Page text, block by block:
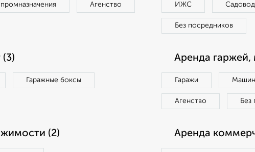
Агенство ИЖС
Без посредников
Гаражные боксы
Аренда
Гаражи
Агенство Без
(2) Аренда